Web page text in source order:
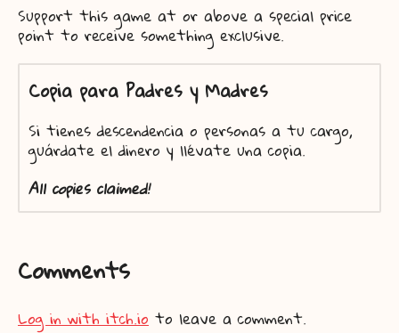
Support this game at or above a special price
point to receive something exclusive.
Copia para Padres y Madres
Si tienes descendencia o personas a tu cargo,
guárdate el dinero y llévate una copia.
All copies claimed!
Comments
Log in with itch.io to leave a comment.